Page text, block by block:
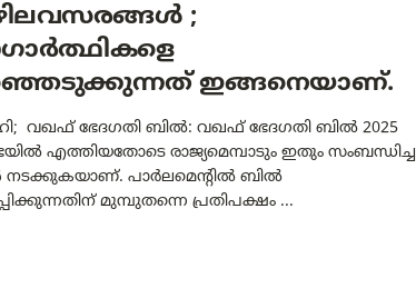
;
ഇങ്ങനെയാണ്.
വഖഫ് ഭേദഗതി ബിൽ: വഖഫ് ഭേദഗതി ബിൽ 2025
എത്തിയതോടെ രാജ്യമെമ്പാടും ഇതും സംബന്ധിച്ച
നടക്കുകയാണ്. പാർലമെന്റിൽ ബിൽ
മുമ്പുതന്നെ പ്രതിപക്ഷം ...